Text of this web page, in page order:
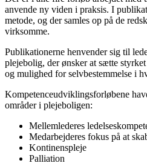
anvende ny viden i praksis. I
metode, og der samles op på de
virksomme.
Publikationerne henvender sig til
plejebolig, der ønsker at sætte
og mulighed for selvbestemmelse i
Kompetenceudviklingsforløbene
områder i plejeboligen:
Mellemlederes
Medarbejderes fokus på at
Kontinenspleje
Palliation